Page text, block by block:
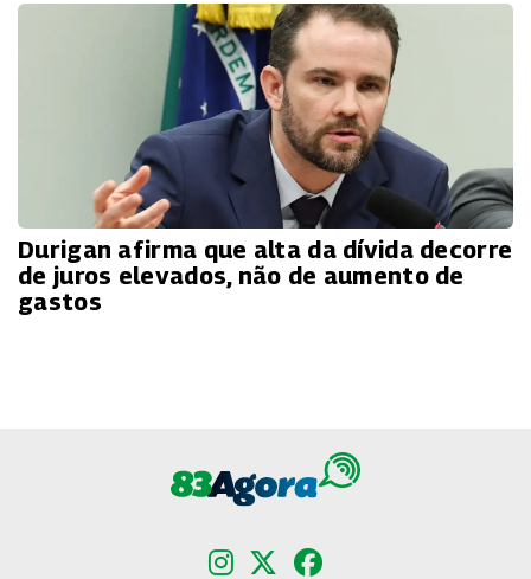
Durigan afirma que alta da dívida decorre
de juros elevados, não de aumento de
gastos